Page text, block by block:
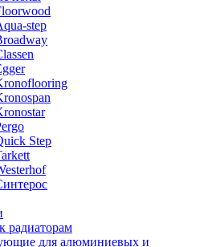
step
Step
радиаторам
для алюминиевых и